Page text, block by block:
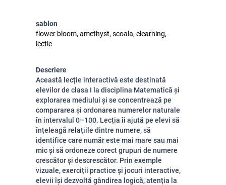
sablon
flower bloom, amethyst, scoala, elearning,
lectie
Descriere
Această lecție interactivă este destinată
elevilor de clasa I la disciplina Matematică și
explorarea mediului și se concentrează pe
compararea și ordonarea numerelor naturale
în intervalul 0–100. Lecția îi ajută pe elevi să
înțeleagă relațiile dintre numere, să
identifice care număr este mai mare sau mai
mic și să ordoneze corect grupuri de numere
crescător și descrescător. Prin exemple
vizuale, exerciții practice și jocuri interactive,
elevii își dezvoltă gândirea logică, atenția la